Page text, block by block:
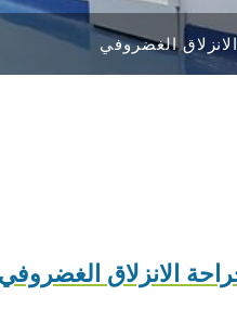
الانزلاق الغضروفي
الانزلاق